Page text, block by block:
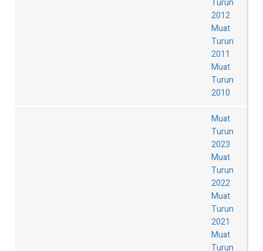
Turun
2012
Muat
Turun
2011
Muat
Turun
2010
Muat
Turun
2023
Muat
Turun
2022
Muat
Turun
2021
Muat
Turun